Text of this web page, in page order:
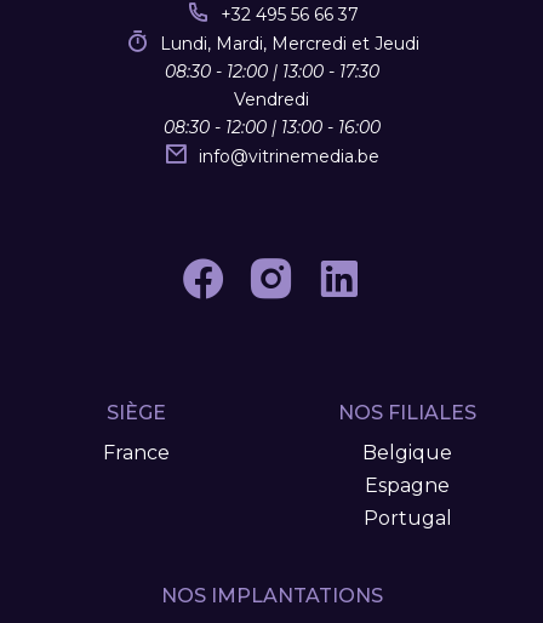
+32 495 56 66 37
Lundi, Mardi, Mercredi et Jeudi
08:30 - 12:00 | 13:00 - 17:30
Vendredi
08:30 - 12:00 | 13:00 - 16:00
info@vitrinemedia.be
SIÈGE
France
NOS FILIALES
Belgique
Espagne
Portugal
NOS IMPLANTATIONS